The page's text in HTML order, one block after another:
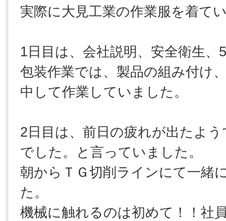
実際に大見工業の作業服を着て
1日目は、会社説明、安全衛生、
包装作業では、製品の組み付け
中して作業していました。
2日目は、前日の疲れが出たよ
でした。と言っていました。
朝からＴＧ切削ラインにて一緒
た。
機械に触れるのは初めて！！社